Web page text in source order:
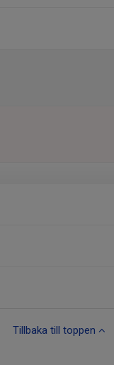
Tillbaka till toppen